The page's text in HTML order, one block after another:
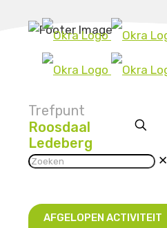
Trefpunt
Roosdaal
Ledeberg
✕
AFGELOPEN ACTIVITEIT